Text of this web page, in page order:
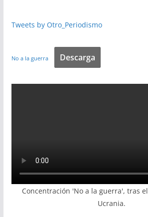
Tweets by Otro_Periodismo
No a la guerra Descarga
Concentración 'No a la guerra', tras
Ucrania.